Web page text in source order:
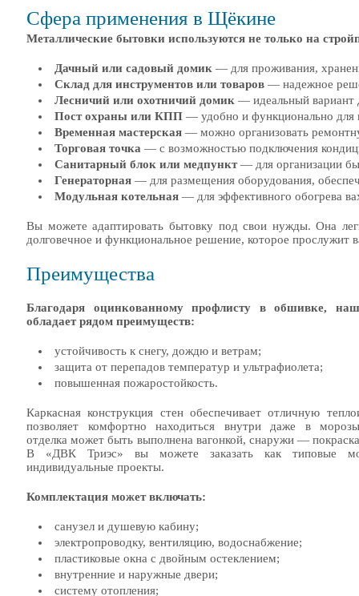
Сфера применения в Щёкине
Металлические бытовки используются не только на
Дачный или садовый домик — для проживания,
Склад для инструментов или товаров — надежное
Лесничий или охотничий домик — идеальный вариант
Пост охраны или КПП — удобно и функционально для
Временная мастерская — можно организовать
Торговая точка — с возможностью подключения
Санитарный блок или медпункт— для организации
Генераторная — для размещения оборудования,
Модульная котельная — для эффективного обогрева
Вы можете адаптировать бытовку под свои нужды. Она
долговечное и функциональное решение, которое прослужит
Преимущества
Благодаря оцинкованному профлисту в обшивке,
обладает рядом преимуществ:
устойчивость к снегу, дождю и ветрам;
защита от перепадов температур и ультрафиолета;
повышенная пожаростойкость.
Каркасная конструкция стен обеспечивает отличную
позволяет комфортно находиться внутри даже в
отделка может быть выполнена вагонкой, снаружи —
В «ДВК Триэс» вы можете заказать как типовые
индивидуальные проекты.
Комплектация может включать:
санузел и душевую кабину;
электропроводку, вентиляцию, водоснабжение;
пластиковые окна с двойным остеклением;
внутренние и наружные двери;
систему отопления;